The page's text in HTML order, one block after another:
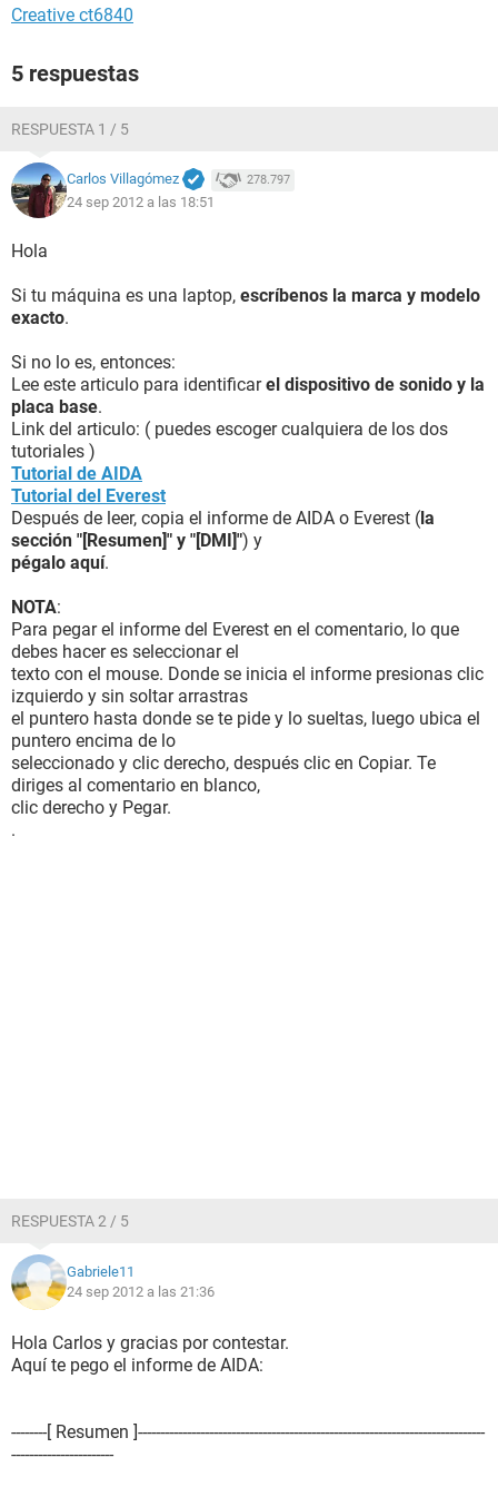
Creative ct6840
5 respuestas
RESPUESTA 1 / 5
Carlos Villagómez 278.797
24 sep 2012 a las 18:51
Hola
Si tu máquina es una laptop, escríbenos la marca y modelo
exacto.
Si no lo es, entonces:
Lee este articulo para identificarel dispositivo de sonido y la
placa base.
Link del articulo: ( puedes escoger cualquiera de los dos
tutoriales )
Tutorial de AIDA
Tutorial del Everest
Después de leer, copia el informe de AIDA o Everest (la
sección "[Resumen]" y "[DMI]") y
pégalo aquí.
NOTA:
Para pegar el informe del Everest en el comentario, lo que
debes hacer es seleccionar el
texto con el mouse. Donde se inicia el informe presionas clic
izquierdo y sin soltar arrastras
el puntero hasta donde se te pide y lo sueltas, luego ubica el
puntero encima de lo
seleccionado y clic derecho, después clic en Copiar. Te
diriges al comentario en blanco,
clic derecho y Pegar.
.
RESPUESTA 2 / 5
Gabriele11
24 sep 2012 a las 21:36
Hola Carlos y gracias por contestar.
Aquí te pego el informe de AIDA:
--------[ Resumen ]------------------------------------------------------------------------------
-----------------------